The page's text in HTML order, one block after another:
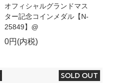
オフィシャルグランドマス
ター記念コインメダル【N-
25849】@
0円(内税)
SOLD OUT